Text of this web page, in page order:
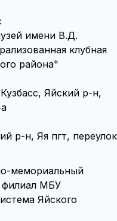
имени В.Д.
клубная
района"
Яйский р-н,
р-н, Яя пгт, переулок
мемориальный
МБУ
Яйского